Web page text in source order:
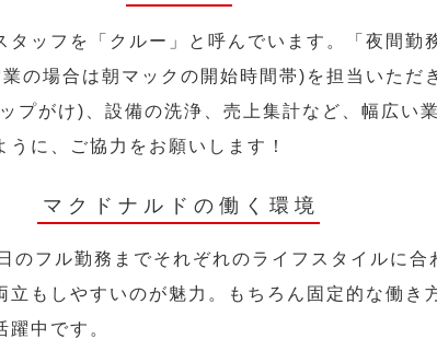
ッフを「クルー」と呼んでいます。「夜間勤
の場合は朝マックの開始時間帯)を担当いただ
プがけ)、設備の洗浄、売上集計など、幅広い
に、ご協力をお願いします！
マクドナルドの働く環境
のフル勤務までそれぞれのライフスタイルに合
立もしやすいのが魅力。もちろん固定的な働き
中です。